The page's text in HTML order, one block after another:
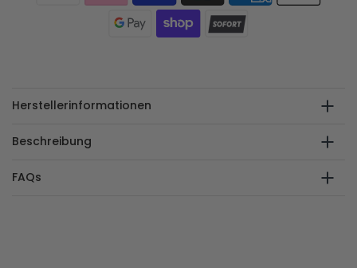
Herstellerinformationen
Beschreibung
FAQs